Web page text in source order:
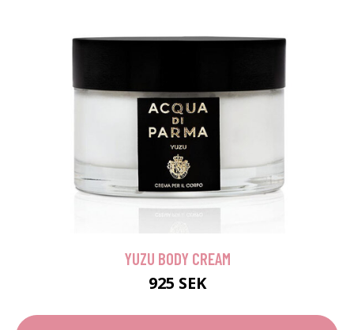
YUZU BODY CREAM
925 SEK